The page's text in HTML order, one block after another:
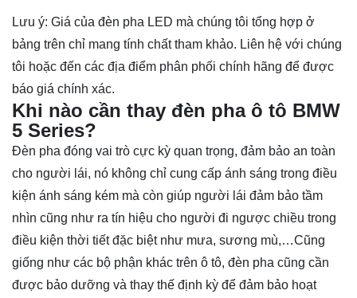
Lưu ý: Giá của đèn pha LED mà chúng tôi tổng hợp ở
bảng trên chỉ mang tính chất tham khảo. Liên hệ với chúng
tôi hoặc đến các địa điểm phân phối chính hãng để được
báo giá chính xác.
Khi nào cần thay đèn pha ô tô BMW
5 Series?
Đèn pha đóng vai trò cực kỳ quan trọng, đảm bảo an toàn
cho người lái, nó không chỉ cung cấp ánh sáng trong điều
kiện ánh sáng kém mà còn giúp người lái đảm bảo tầm
nhìn cũng như ra tín hiệu cho người đi ngược chiều trong
điều kiện thời tiết đặc biệt như mưa, sương mù,…Cũng
giống như các bộ phận khác trên ô tô, đèn pha cũng cần
được bảo dưỡng và thay thế định kỳ để đảm bảo hoạt